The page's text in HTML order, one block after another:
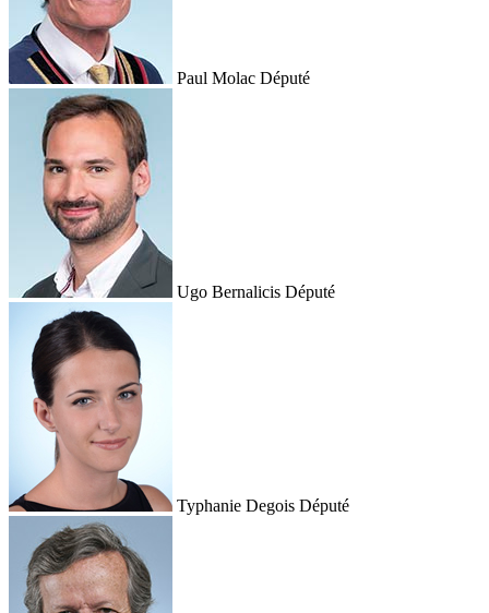
Paul Molac Député
Ugo Bernalicis Député
Typhanie Degois Député